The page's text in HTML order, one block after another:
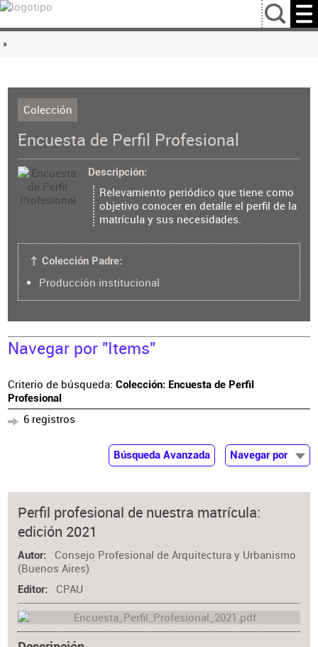
…
»
Colección
Encuesta de Perfil Profesional
Descripción
Relevamiento periódico que tiene como
objetivo conocer en detalle el perfil de la
matrícula y sus necesidades.
↑ Colección Padre:
Producción institucional
Navegar por "Items"
Criterio de búsqueda: Colección: Encuesta de Perfil
Profesional
6 registros
Búsqueda Avanzada
Navegar por
Colaborador
Perfil profesional de nuestra matrícula:
edición 2021
Autor
Consejo Profesional de Arquitectura y Urbanismo
(Buenos Aires)
Editor CPAU